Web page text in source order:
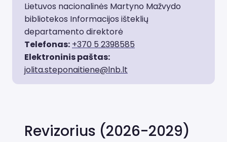
Lietuvos nacionalinės Martyno Mažvydo
bibliotekos Informacijos išteklių
departamento direktorė
Telefonas: +370 5 2398585
Elektroninis paštas:
jolita.steponaitiene@lnb.lt
Revizorius (2026-2029)